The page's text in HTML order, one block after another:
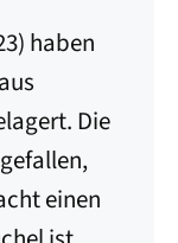
haben
Die
einen